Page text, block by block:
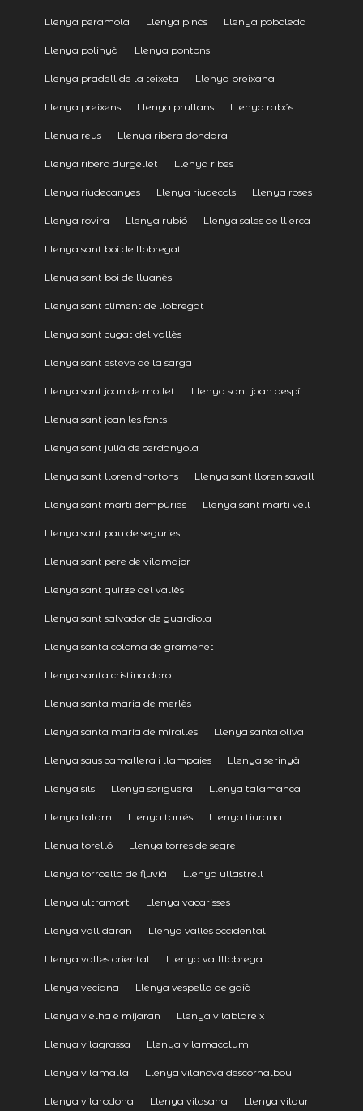
Llenya peramola Llenya pinós Llenya poboleda
Llenya polinyà Llenya pontons
Llenya pradell de la teixeta Llenya preixana
Llenya preixens Llenya prullans Llenya rabós
Llenya reus Llenya ribera dondara
Llenya ribera durgellet Llenya ribes
Llenya riudecanyes Llenya riudecols Llenya roses
Llenya rovira Llenya rubió Llenya sales de llierca
Llenya sant boi de llobregat
Llenya sant boi de lluanès
Llenya sant climent de llobregat
Llenya sant cugat del vallès
Llenya sant esteve de la sarga
Llenya sant joan de mollet Llenya sant joan despí
Llenya sant joan les fonts
Llenya sant julià de cerdanyola
Llenya sant lloren dhortons Llenya sant lloren savall
Llenya sant martí dempúries Llenya sant martí vell
Llenya sant pau de seguries
Llenya sant pere de vilamajor
Llenya sant quirze del vallès
Llenya sant salvador de guardiola
Llenya santa coloma de gramenet
Llenya santa cristina daro
Llenya santa maria de merlès
Llenya santa maria de miralles Llenya santa oliva
Llenya saus camallera i llampaies Llenya serinyà
Llenya sils Llenya soriguera Llenya talamanca
Llenya talarn Llenya tarrés Llenya tiurana
Llenya torelló Llenya torres de segre
Llenya torroella de fluvià Llenya ullastrell
Llenya ultramort Llenya vacarisses
Llenya vall daran Llenya valles occidental
Llenya valles oriental Llenya vallllobrega
Llenya veciana Llenya vespella de gaià
Llenya vielha e mijaran Llenya vilablareix
Llenya vilagrassa Llenya vilamacolum
Llenya vilamalla Llenya vilanova descornalbou
Llenya vilarodona Llenya vilasana Llenya vilaur